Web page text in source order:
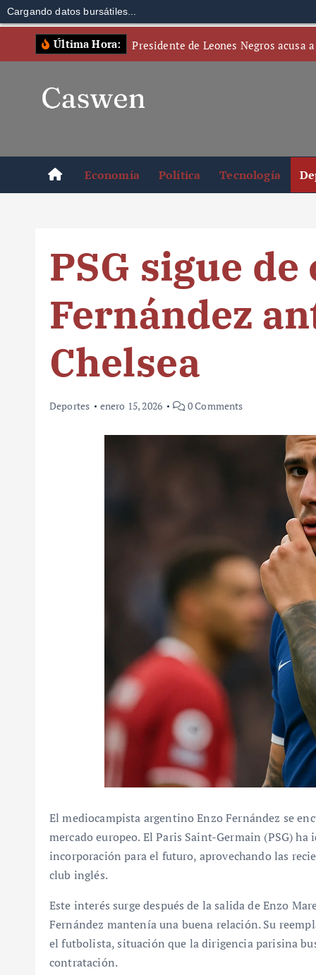
Cargando datos bursátiles...
Última Hora: Presidente de Leones Negros acusa
Economía Política Tecnología
PSG sigue de
Fernández
Chelsea
Deportes enero 15, 2026 0 Comments
El mediocampista argentino Enzo Fernández se
mercado europeo. El Paris Saint-Germain (PSG)
incorporación para el futuro, aprovechando las
club inglés.
Este interés surge después de la salida de Enzo
Fernández mantenía una buena relación. Su
el futbolista, situación que la dirigencia parisina
contratación.